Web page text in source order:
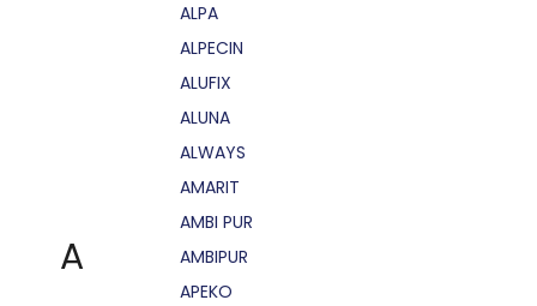
A
ALPA
ALPECIN
ALUFIX
ALUNA
ALWAYS
AMARIT
AMBI PUR
AMBIPUR
APEKO